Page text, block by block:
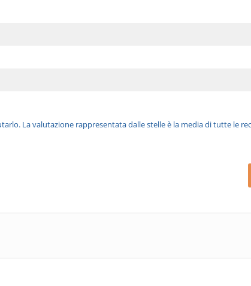
La valutazione rappresentata dalle stelle è la media di tutte le